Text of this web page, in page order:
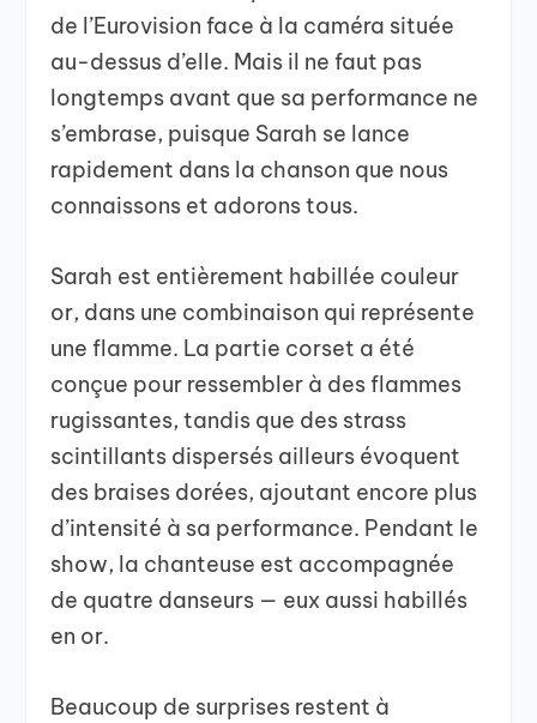
de l’Eurovision face à la caméra située
au-dessus d’elle. Mais il ne faut pas
longtemps avant que sa performance ne
s’embrase, puisque Sarah se lance
rapidement dans la chanson que nous
connaissons et adorons tous.
Sarah est entièrement habillée couleur
or, dans une combinaison qui représente
une flamme. La partie corset a été
conçue pour ressembler à des flammes
rugissantes, tandis que des strass
scintillants dispersés ailleurs évoquent
des braises dorées, ajoutant encore plus
d’intensité à sa performance. Pendant le
show, la chanteuse est accompagnée
de quatre danseurs — eux aussi habillés
en or.
Beaucoup de surprises restent à